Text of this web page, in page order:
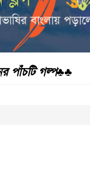
পাঁচটি গল্প♣♣